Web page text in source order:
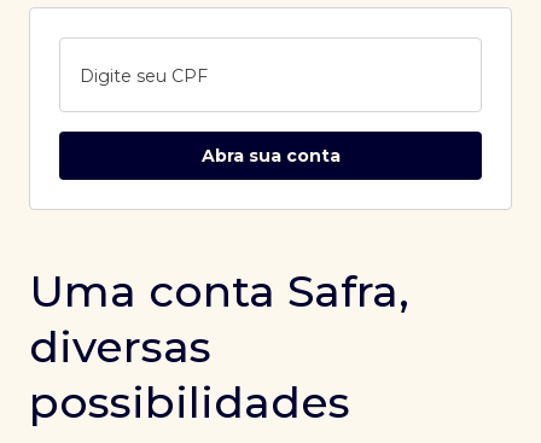
Digite seu CPF
Abra sua conta
Uma conta Safra,
diversas
possibilidades